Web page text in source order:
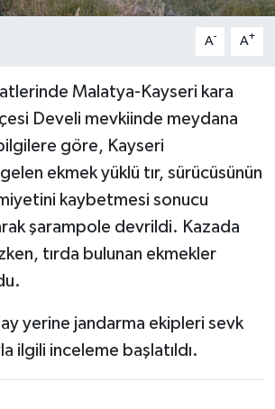
A- A+
Malatya-Kayseri kara
Develi mevkiinde meydana
göre, Kayseri
ekmek yüklü tır, sürücüsünün
kaybetmesi sonucu
şarampole devrildi. Kazada
tırda bulunan ekmekler
yerine jandarma ekipleri sevk
ilgili inceleme başlatıldı.